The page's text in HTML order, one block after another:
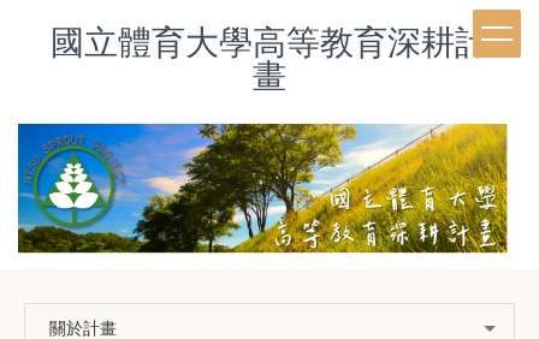
區
國立體育大學高等教育深耕計
畫
關於計畫